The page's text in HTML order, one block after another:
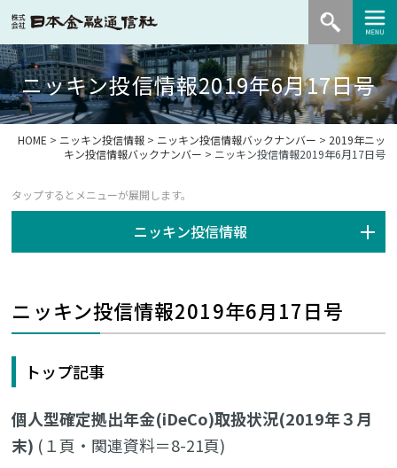
ニッキン投信情報2019年6月17日号
HOME > ニッキン投信情報> ニッキン投信情報バックナンバー > 2019年ニッ
キン投信情報バックナンバー > ニッキン投信情報2019年6月17日号
ニッキン投信情報
ニッキン投信情報2019年6月17日号
トップ記事
個人型確定拠出年金(iDeCo)取扱状況(2019年３月
末) (１頁・関連資料＝8-21頁)